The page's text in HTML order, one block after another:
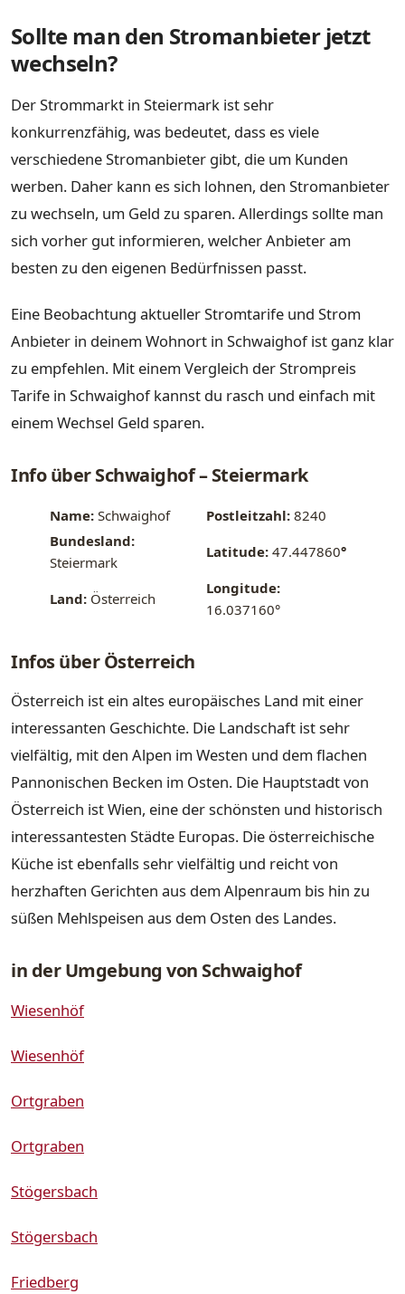
Sollte man den Stromanbieter jetzt
wechseln?
Der Strommarkt in Steiermark ist sehr
konkurrenzfähig, was bedeutet, dass es viele
verschiedene Stromanbieter gibt, die um Kunden
werben. Daher kann es sich lohnen, den Stromanbieter
zu wechseln, um Geld zu sparen. Allerdings sollte man
sich vorher gut informieren, welcher Anbieter am
besten zu den eigenen Bedürfnissen passt.
Eine Beobachtung aktueller Stromtarife und Strom
Anbieter in deinem Wohnort in Schwaighof ist ganz klar
zu empfehlen. Mit einem Vergleich der Strompreis
Tarife in Schwaighof kannst du rasch und einfach mit
einem Wechsel Geld sparen.
Info über Schwaighof – Steiermark
Name: Schwaighof Postleitzahl: 8240
Bundesland:
Steiermark
Latitude: 47.447860°
Land: Österreich
Longitude:
16.037160°
Infos über Österreich
Österreich ist ein altes europäisches Land mit einer
interessanten Geschichte. Die Landschaft ist sehr
vielfältig, mit den Alpen im Westen und dem flachen
Pannonischen Becken im Osten. Die Hauptstadt von
Österreich ist Wien, eine der schönsten und historisch
interessantesten Städte Europas. Die österreichische
Küche ist ebenfalls sehr vielfältig und reicht von
herzhaften Gerichten aus dem Alpenraum bis hin zu
süßen Mehlspeisen aus dem Osten des Landes.
in der Umgebung von Schwaighof
Wiesenhöf
Wiesenhöf
Ortgraben
Ortgraben
Stögersbach
Stögersbach
Friedberg